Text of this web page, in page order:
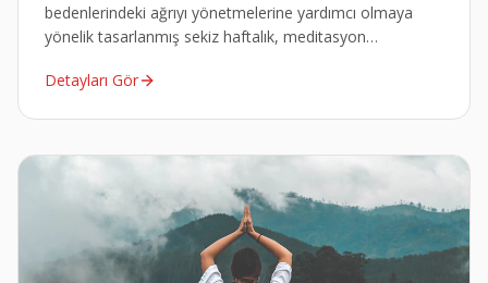
bedenlerindeki ağrıyı yönetmelerine yardımcı olmaya
yönelik tasarlanmış sekiz haftalık, meditasyon
Detayları Gör